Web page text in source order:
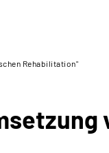
Rehabilitation"